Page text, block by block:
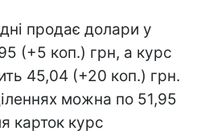
продає долари у
(+5 коп.) грн, а курс
45,04 (+20 коп.) грн.
можна по 51,95
карток курс